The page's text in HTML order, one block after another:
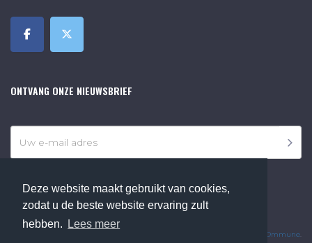
Deze website maakt gebruikt van cookies,
zodat u de beste website ervaring zult
hebben.
Lees meer
ONTVANG ONZE NIEUWSBRIEF
Ommune